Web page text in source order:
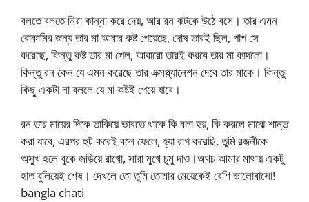
বলতে বলতে নিরা কান্না করে দেয়, আর রন ঝটকে উঠে বসে। তার এমন
বোকামির জন্য তার মা আবার কষ্ট পেয়েছে, দোষ তারই ছিল, পাপ সে
করেছে, কিন্তু কষ্ট তার মা পেল, আবারো তারই করবে তার মা কাদলো।
কিন্তু রন কেন যে এমন করেছে তার এক্সপ্ল্যানেশন দেবে তার মাকে। কিন্তু
কিছু একটা না বললে যে মা কষ্টই পেয়ে যাবে।
রন তার মায়ের দিকে তাকিয়ে ভাবতে থাকে কি বলা হয়, কি করলে মাঝে শান্ত
করা যাবে, এরপর হুট করেই বলে ফেলে, হ্যা রাগ করেছি, তুমি রজনীকে
অসুখ হলে বুকে জড়িয়ে রাখো, সারা মুখে চুমু দাও।অথচ আমার মাথায় একটু
হাত বুলিয়েই শেষ। দেখলে তো তুমি তোমার মেয়েকেই বেশি ভালোবাসো!
bangla chati